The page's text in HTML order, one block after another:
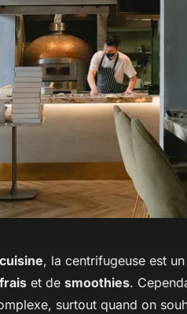
, la centrifugeuse est
et de smoothies.
surtout quand on